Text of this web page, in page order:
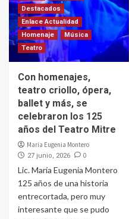
Destacados
Enlace Actualidad
Homenaje
Música
Teatro
Con homenajes,
teatro criollo, ópera,
ballet y más, se
celebraron los 125
años del Teatro Mitre
Maria Eugenia Montero
27 junio, 2026 0
Lic. María Eugenia Montero
125 años de una historia
entrecortada, pero muy
interesante que se pudo